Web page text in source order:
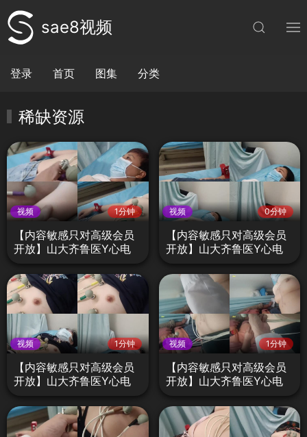
sae8视频
登录 首页 图集 分类
稀缺资源
视频 1分钟
【内容敏感只对高级会员
开放】山大齐鲁医Y心电
视频 0分钟
【内容敏感只对高级会员
开放】山大齐鲁医Y心电
视频 1分钟
【内容敏感只对高级会员
开放】山大齐鲁医Y心电
视频 1分钟
【内容敏感只对高级会员
开放】山大齐鲁医Y心电